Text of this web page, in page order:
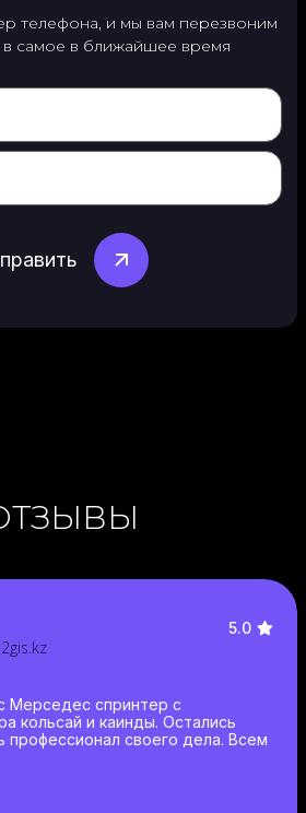
телефона, и мы вам перезвоним
самое в ближайшее время
5.0
Мерседес спринтер с
кольсай и каинды. Остались
профессионал своего дела. Всем